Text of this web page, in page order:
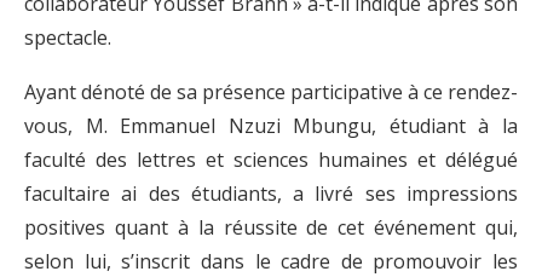
spectacle.
Ayant dénoté de sa présence participative à ce rendez-
vous, M. Emmanuel Nzuzi Mbungu, étudiant à la
faculté des lettres et sciences humaines et délégué
facultaire ai des étudiants, a livré ses impressions
positives quant à la réussite de cet événement qui,
selon lui, s’inscrit dans le cadre de promouvoir les